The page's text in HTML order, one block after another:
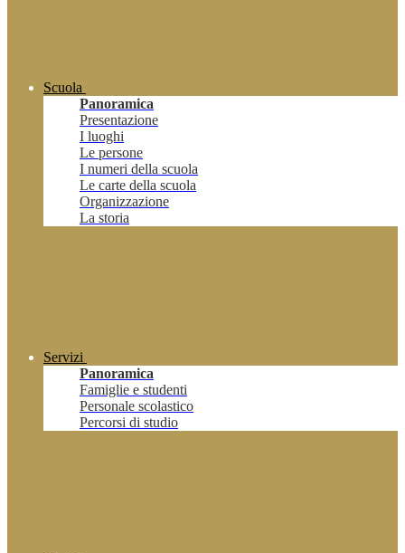
Scuola
Panoramica
Presentazione
I luoghi
Le persone
I numeri della scuola
Le carte della scuola
Organizzazione
La storia
Servizi
Panoramica
Famiglie e studenti
Personale scolastico
Percorsi di studio